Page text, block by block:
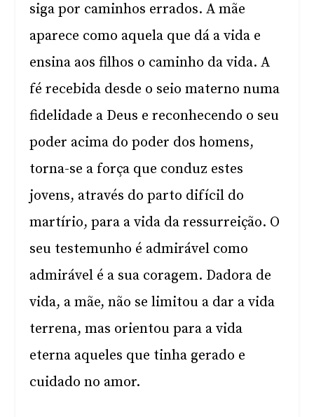
siga por caminhos errados. A mãe
aparece como aquela que dá a vida e
ensina aos filhos o caminho da vida. A
fé recebida desde o seio materno numa
fidelidade a Deus e reconhecendo o seu
poder acima do poder dos homens,
torna-se a força que conduz estes
jovens, através do parto difícil do
martírio, para a vida da ressurreição. O
seu testemunho é admirável como
admirável é a sua coragem. Dadora de
vida, a mãe, não se limitou a dar a vida
terrena, mas orientou para a vida
eterna aqueles que tinha gerado e
cuidado no amor.